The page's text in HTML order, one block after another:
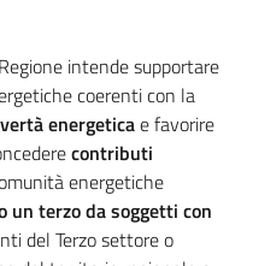
intende supportare
coerenti con la
energeticae favorire
contributi
energetiche
un terzo da soggetti con
del Terzo settore o